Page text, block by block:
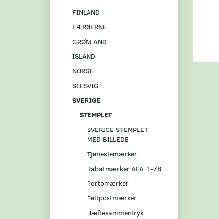
FINLAND
FÆRØERNE
GRØNLAND
ISLAND
NORGE
SLESVIG
SVERIGE
STEMPLET
SVERIGE STEMPLET
MED BILLEDE
Tjenestemærker
Rabatmærker AFA 1-78
Portomærker
Feltpostmærker
Hæftesammentryk